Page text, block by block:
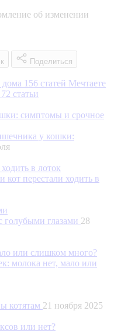
об изменении
Поделиться
дома 156 статей Мечтаете
72 статьи
у кошки:
перестали ходить в
глазами 28
молока нет, мало или
котятам 21 ноября 2025